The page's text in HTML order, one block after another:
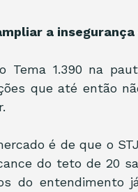
a
Tema 1.390 na
que até então
é de que o
do teto de 20
do entendimento